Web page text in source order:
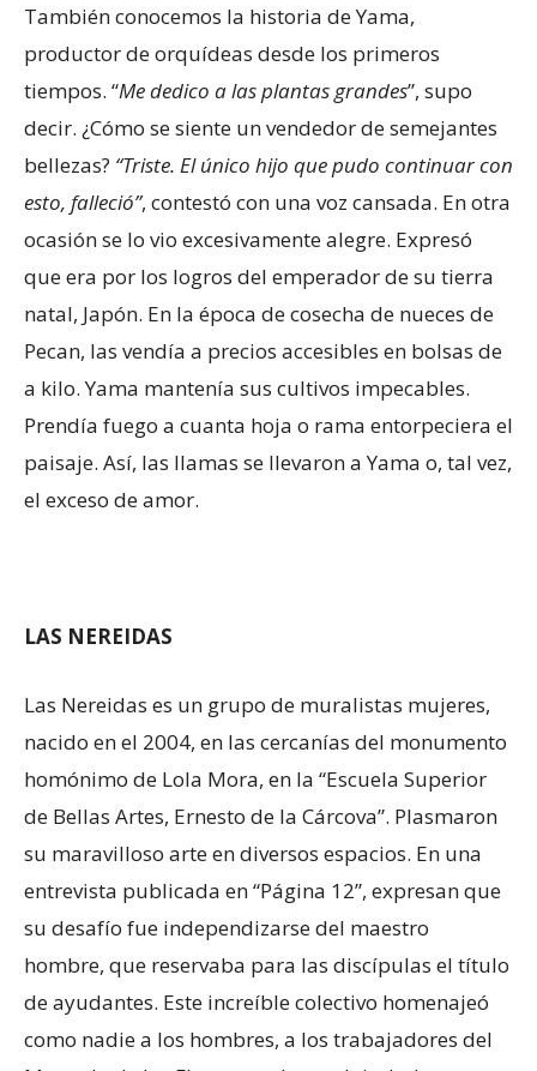
También conocemos la historia de Yama,
productor de orquídeas desde los primeros
tiempos. “Me dedico a las plantas grandes”, supo
decir. ¿Cómo se siente un vendedor de semejantes
bellezas? “Triste. El único hijo que pudo continuar con
esto, falleció”, contestó con una voz cansada. En otra
ocasión se lo vio excesivamente alegre. Expresó
que era por los logros del emperador de su tierra
natal, Japón. En la época de cosecha de nueces de
Pecan, las vendía a precios accesibles en bolsas de
a kilo. Yama mantenía sus cultivos impecables.
Prendía fuego a cuanta hoja o rama entorpeciera el
paisaje. Así, las llamas se llevaron a Yama o, tal vez,
el exceso de amor.
LAS NEREIDAS
Las Nereidas es un grupo de muralistas mujeres,
nacido en el 2004, en las cercanías del monumento
homónimo de Lola Mora, en la “Escuela Superior
de Bellas Artes, Ernesto de la Cárcova”. Plasmaron
su maravilloso arte en diversos espacios. En una
entrevista publicada en “Página 12”, expresan que
su desafío fue independizarse del maestro
hombre, que reservaba para las discípulas el título
de ayudantes. Este increíble colectivo homenajeó
como nadie a los hombres, a los trabajadores del